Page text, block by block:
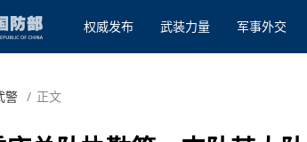
权威发布 武装力量 军事外交
警 / 正文